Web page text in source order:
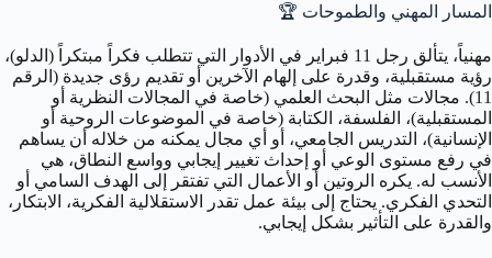
المسار المهني والطموحات 🏆
مهنياً، يتألق رجل 11 فبراير في الأدوار التي تتطلب فكراً مبتكراً (الدلو)،
رؤية مستقبلية، وقدرة على إلهام الآخرين أو تقديم رؤى جديدة (الرقم
11). مجالات مثل البحث العلمي (خاصة في المجالات النظرية أو
المستقبلية)، الفلسفة، الكتابة (خاصة في الموضوعات الروحية أو
الإنسانية)، التدريس الجامعي، أو أي مجال يمكنه من خلاله أن يساهم
في رفع مستوى الوعي أو إحداث تغيير إيجابي وواسع النطاق، هي
الأنسب له. يكره الروتين أو الأعمال التي تفتقر إلى الهدف السامي أو
التحدي الفكري. يحتاج إلى بيئة عمل تقدر الاستقلالية الفكرية، الابتكار،
والقدرة على التأثير بشكل إيجابي.